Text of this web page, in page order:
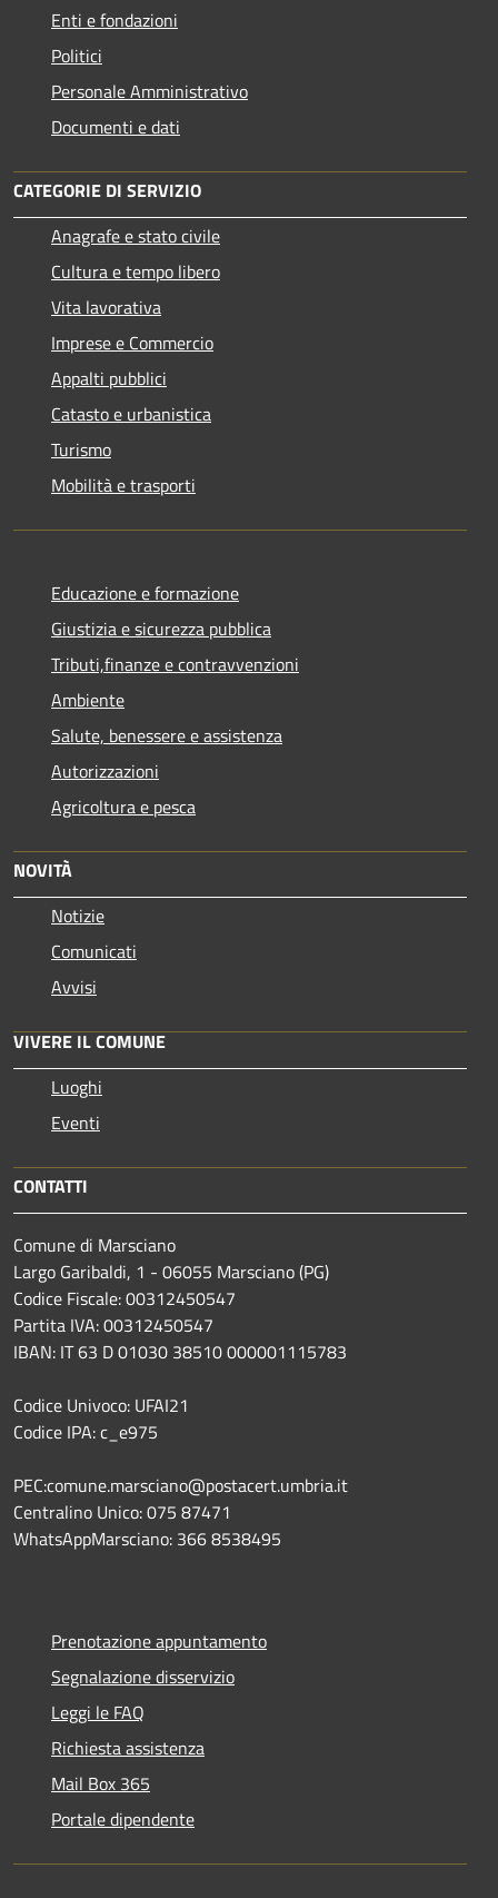
Enti e fondazioni
Politici
Personale Amministrativo
Documenti e dati
CATEGORIE DI SERVIZIO
Anagrafe e stato civile
Cultura e tempo libero
Vita lavorativa
Imprese e Commercio
Appalti pubblici
Catasto e urbanistica
Turismo
Mobilità e trasporti
Educazione e formazione
Giustizia e sicurezza pubblica
Tributi,finanze e contravvenzioni
Ambiente
Salute, benessere e assistenza
Autorizzazioni
Agricoltura e pesca
NOVITÀ
Notizie
Comunicati
Avvisi
VIVERE IL COMUNE
Luoghi
Eventi
CONTATTI
Comune di Marsciano
Largo Garibaldi, 1 - 06055 Marsciano (PG)
Codice Fiscale: 00312450547
Partita IVA: 00312450547
IBAN: IT 63 D 01030 38510 000001115783
Codice Univoco: UFAI21
Codice IPA: c_e975
PEC:comune.marsciano@postacert.umbria.it
Centralino Unico: 075 87471
WhatsAppMarsciano: 366 8538495
Prenotazione appuntamento
Segnalazione disservizio
Leggi le FAQ
Richiesta assistenza
Mail Box 365
Portale dipendente